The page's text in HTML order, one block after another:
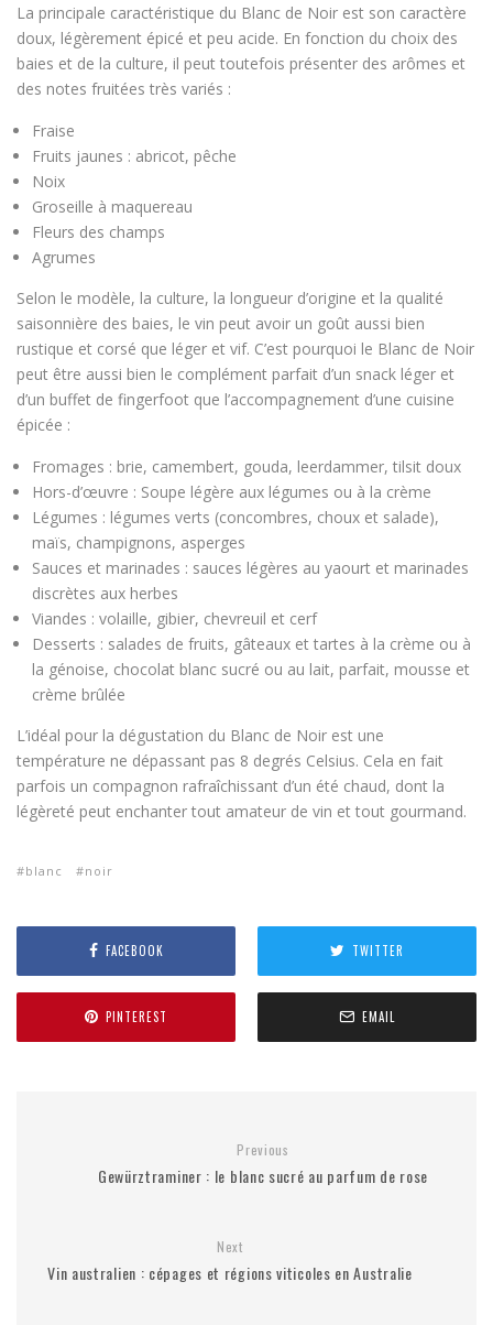
La principale caractéristique du Blanc de Noir est son caractère
doux, légèrement épicé et peu acide. En fonction du choix des
baies et de la culture, il peut toutefois présenter des arômes et
des notes fruitées très variés :
Fraise
Fruits jaunes : abricot, pêche
Noix
Groseille à maquereau
Fleurs des champs
Agrumes
Selon le modèle, la culture, la longueur d’origine et la qualité
saisonnière des baies, le vin peut avoir un goût aussi bien
rustique et corsé que léger et vif. C’est pourquoi le Blanc de Noir
peut être aussi bien le complément parfait d’un snack léger et
d’un buffet de fingerfoot que l’accompagnement d’une cuisine
épicée :
Fromages : brie, camembert, gouda, leerdammer, tilsit doux
Hors-d’œuvre : Soupe légère aux légumes ou à la crème
Légumes : légumes verts (concombres, choux et salade),
maïs, champignons, asperges
Sauces et marinades : sauces légères au yaourt et marinades
discrètes aux herbes
Viandes : volaille, gibier, chevreuil et cerf
Desserts : salades de fruits, gâteaux et tartes à la crème ou à
la génoise, chocolat blanc sucré ou au lait, parfait, mousse et
crème brûlée
L’idéal pour la dégustation du Blanc de Noir est une
température ne dépassant pas 8 degrés Celsius. Cela en fait
parfois un compagnon rafraîchissant d’un été chaud, dont la
légèreté peut enchanter tout amateur de vin et tout gourmand.
blanc noir
FACEBOOK TWITTER
PINTEREST EMAIL
Previous
Gewürztraminer : le blanc sucré au parfum de rose
Next
Vin australien : cépages et régions viticoles en Australie